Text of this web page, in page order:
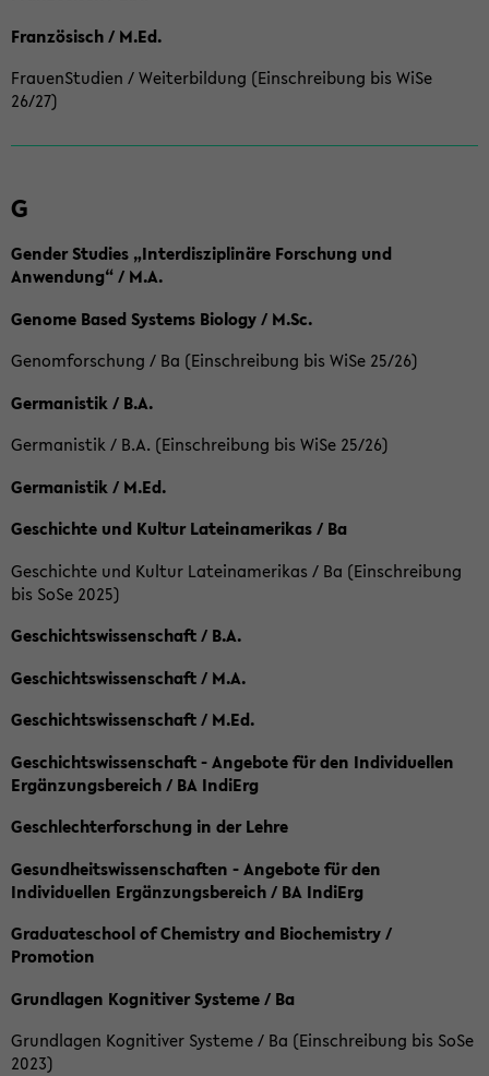
Französisch / M.Ed.
FrauenStudien / Weiterbildung (Einschreibung bis WiSe
26/27)
G
Gender Studies „Interdisziplinäre Forschung und
Anwendung“ / M.A.
Genome Based Systems Biology / M.Sc.
Genomforschung / Ba (Einschreibung bis WiSe 25/26)
Germanistik / B.A.
Germanistik / B.A. (Einschreibung bis WiSe 25/26)
Germanistik / M.Ed.
Geschichte und Kultur Lateinamerikas / Ba
Geschichte und Kultur Lateinamerikas / Ba (Einschreibung
bis SoSe 2025)
Geschichtswissenschaft / B.A.
Geschichtswissenschaft / M.A.
Geschichtswissenschaft / M.Ed.
Geschichtswissenschaft - Angebote für den Individuellen
Ergänzungsbereich / BA IndiErg
Geschlechterforschung in der Lehre
Gesundheitswissenschaften - Angebote für den
Individuellen Ergänzungsbereich / BA IndiErg
Graduateschool of Chemistry and Biochemistry /
Promotion
Grundlagen Kognitiver Systeme / Ba
Grundlagen Kognitiver Systeme / Ba (Einschreibung bis SoSe
2023)